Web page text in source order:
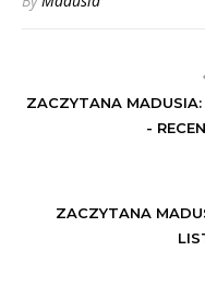
ZACZYTANA
-
ZACZYTANA